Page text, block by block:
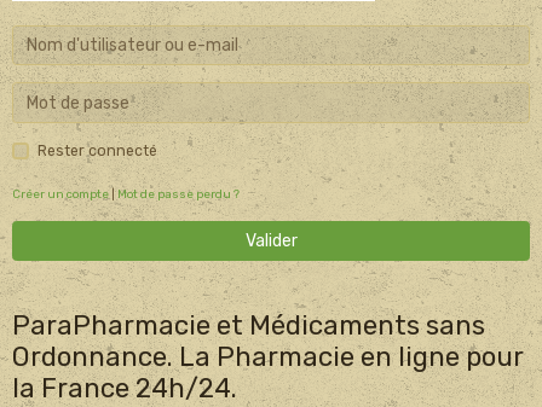
Rester connecté
Créer un compte |Mot de passe perdu ?
Valider
ParaPharmacie et Médicaments sans
Ordonnance. La Pharmacie en ligne pour
la France 24h/24.